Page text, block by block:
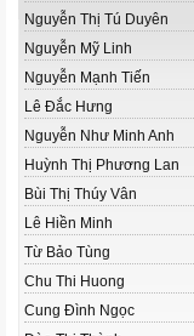
Nguyễn Thị Tú Duyên
Nguyễn Mỹ Linh
Nguyễn Mạnh Tiến
Lê Đắc Hưng
Nguyễn Như Minh Anh
Huỳnh Thị Phương Lan
Bùi Thị Thúy Vân
Lê Hiền Minh
Từ Bảo Tùng
Chu Thi Huong
Cung Đình Ngọc